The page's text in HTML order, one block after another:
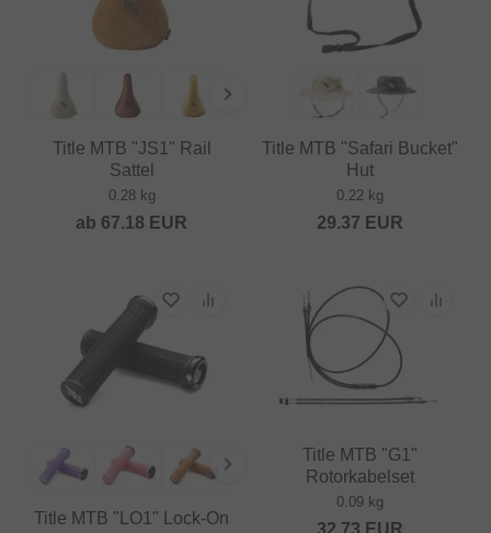
Title MTB "JS1" Rail
Sattel
0.28 kg
ab 67.18 EUR
Title MTB "Safari Bucket"
Hut
0.22 kg
29.37 EUR
Title MTB "LO1" Lock-On
Title MTB "G1"
Rotorkabelset
0.09 kg
32.73 EUR